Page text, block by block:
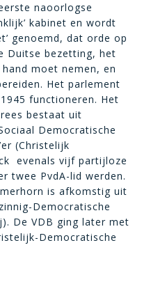
naoorlogse
kabinet en wordt
genoemd, dat orde op
Duitse bezetting, het
moet nemen, en
Het parlement
functioneren. Het
bestaat uit
Democratische
(Christelijk
evenals vijf partijloze
twee PvdA-lid werden.
is afkomstig uit
Democratische
De VDB ging later met
Democratische